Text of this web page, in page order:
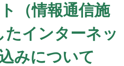
（情報通信施
たインターネッ
みについて